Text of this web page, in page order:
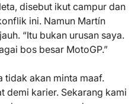
disebut ikut campur dan
ini. Namun Martín
“Itu bukan urusan saya.
bos besar MotoGP.”
tidak akan minta maaf.
demi karier. Sekarang kami